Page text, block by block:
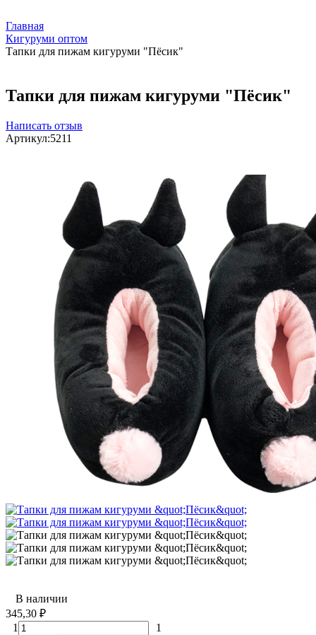
Главная
Кигуруми оптом
Тапки для пижам кигуруми "Пёсик"
Тапки для пижам кигуруми "Пёсик"
Написать отзыв
Артикул:5211
В наличии
345,30 ₽
1
1